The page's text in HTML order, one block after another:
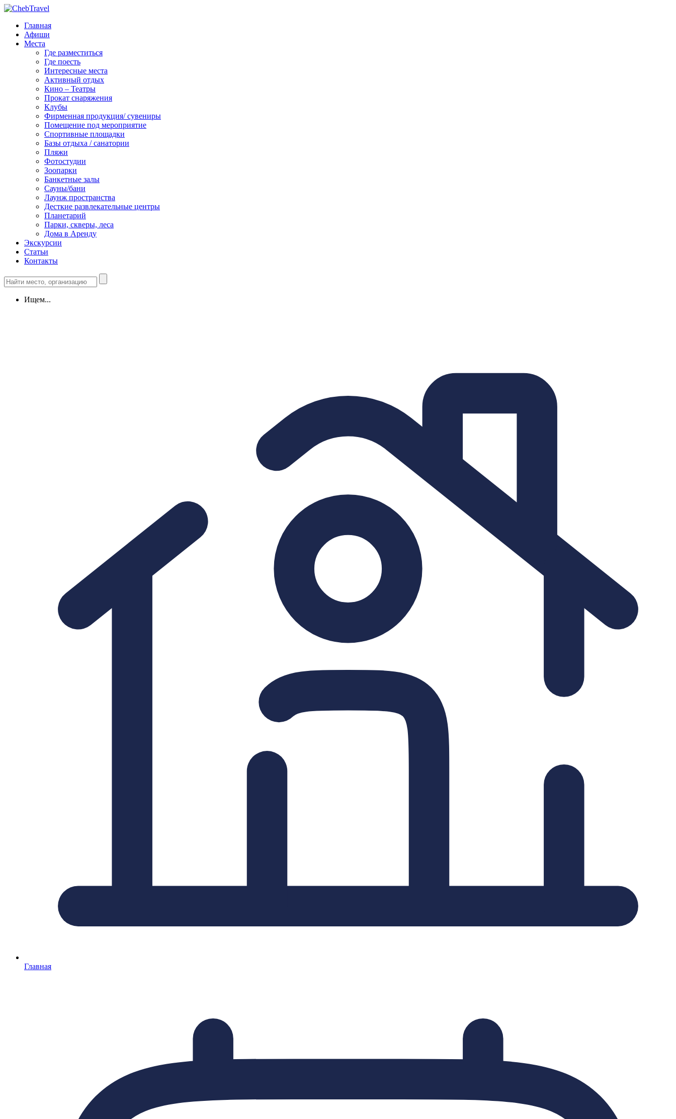
Главная
Афиши
Места
Где разместиться
Где поесть
Интересные места
Активный отдых
Кино – Театры
Прокат снаряжения
Клубы
Фирменная продукция/ сувениры
Помещение под мероприятие
Спортивные площадки
Базы отдыха / санатории
Пляжи
Фотостудии
Зоопарки
Банкетные залы
Сауны/бани
Лаунж пространства
Десткие развлекательные центры
Планетарий
Парки, скверы, леса
Дома в Аренду
Экскурсии
Статьи
Контакты
Ищем...
Главная